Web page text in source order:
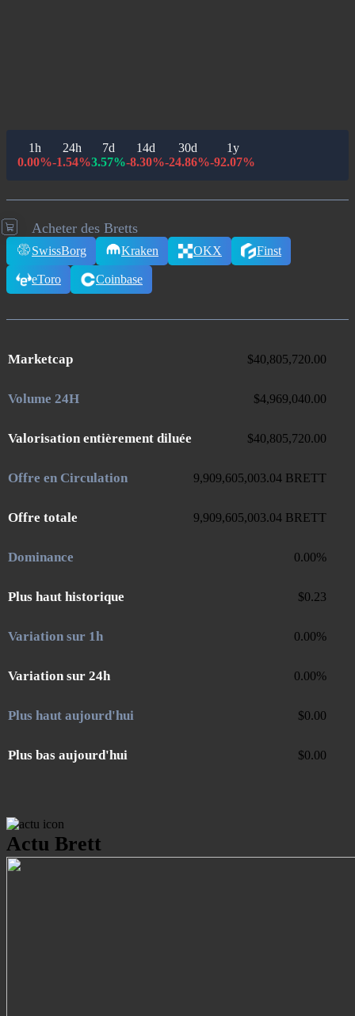
Acheter des Bretts
SwissBorg Kraken OKX Finst
eToro Coinbase
Marketcap $40,805,720.00
Volume 24H $4,969,040.00
Valorisation entièrement diluée $40,805,720.00
Offre en Circulation 9,909,605,003.04 BRETT
Offre totale 9,909,605,003.04 BRETT
Dominance 0.00%
Plus haut historique $0.23
Variation sur 1h 0.00%
Variation sur 24h 0.00%
Plus haut aujourd'hui $0.00
Plus bas aujourd'hui $0.00
1h
0.00%
24h
-1.54%
7d
3.57%
14d
-8.30%
30d
-24.86%
1y
-92.07%
Actu Brett